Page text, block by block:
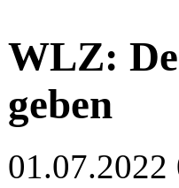
WLZ:
geben
01.07.2022